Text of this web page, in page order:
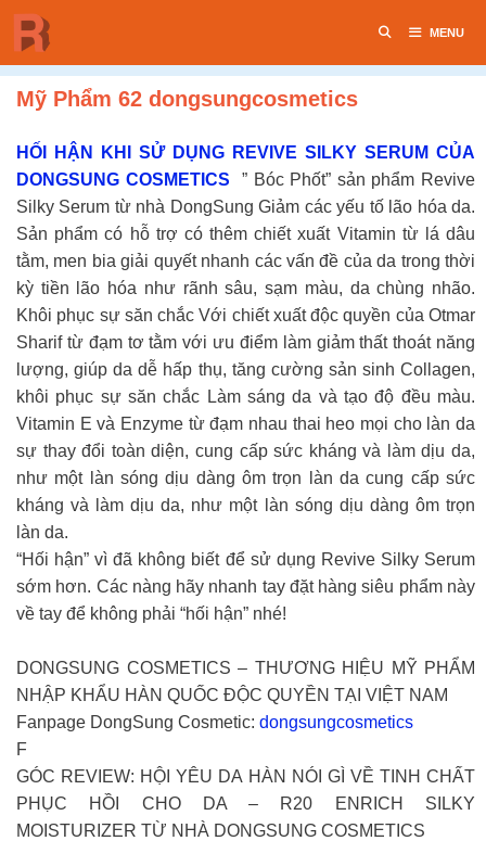
Chuyển
đến
nội
dung
MENU
Mỹ Phẩm 62 dongsungcosmetics
HỐI HẬN KHI SỬ DỤNG REVIVE SILKY SERUM CỦA
DONGSUNG COSMETICS
” Bóc Phốt” sản phẩm Revive
Silky Serum từ nhà DongSung Giảm các yếu tố lão hóa da.
Sản phẩm có hỗ trợ có thêm chiết xuất Vitamin từ lá dâu
tằm, men bia giải quyết nhanh các vấn đề của da trong thời
kỳ tiền lão hóa như rãnh sâu, sạm màu, da chùng nhão.
Khôi phục sự săn chắc Với chiết xuất độc quyền của Otmar
Sharif từ đạm tơ tằm với ưu điểm làm giảm thất thoát năng
lượng, giúp da dễ hấp thụ, tăng cường sản sinh Collagen,
khôi phục sự săn chắc Làm sáng da và tạo độ đều màu.
Vitamin E và Enzyme từ đạm nhau thai heo mọi cho làn da
sự thay đổi toàn diện, cung cấp sức kháng và làm dịu da,
như một làn sóng dịu dàng ôm trọn làn da cung cấp sức
kháng và làm dịu da, như một làn sóng dịu dàng ôm trọn
làn da.
“Hối hận” vì đã không biết để sử dụng Revive Silky Serum
sớm hơn. Các nàng hãy nhanh tay đặt hàng siêu phẩm này
về tay để không phải “hối hận” nhé!
DONGSUNG COSMETICS – THƯƠNG HIỆU MỸ PHẨM
NHẬP KHẨU HÀN QUỐC ĐỘC QUYỀN TẠI VIỆT NAM
Fanpage DongSung Cosmetic: dongsungcosmetics
F
GÓC REVIEW: HỘI YÊU DA HÀN NÓI GÌ VỀ TINH CHẤT
PHỤC HỒI CHO DA – R20 ENRICH SILKY
MOISTURIZER TỪ NHÀ DONGSUNG COSMETICS